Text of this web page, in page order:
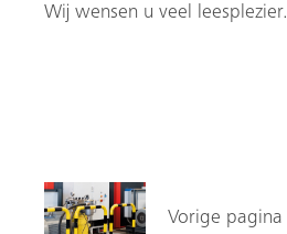
Wij wensen u veel leesplezier.
Vorige pagina